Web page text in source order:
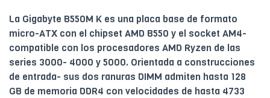
La Gigabyte B550M K es una placa base de formato
micro-ATX con el chipset AMD B550 y el socket AM4-
compatible con los procesadores AMD Ryzen de las
series 3000- 4000 y 5000. Orientada a construcciones
de entrada- sus dos ranuras DIMM admiten hasta 128
GB de memoria DDR4 con velocidades de hasta 4733